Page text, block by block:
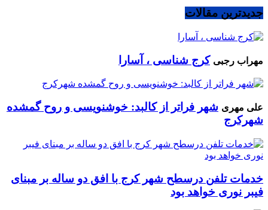
جدیدترین مقالات
مهراب رجبی کرج شناسی ، آسارا
علی مهری شهر فراتر از کالبد: خوشنویسی و روح گمشده
شهرکرج
خدمات تلفن درسطح شهر کرج با افق دو ساله بر مبنای
فیبر نوری خواهد بود